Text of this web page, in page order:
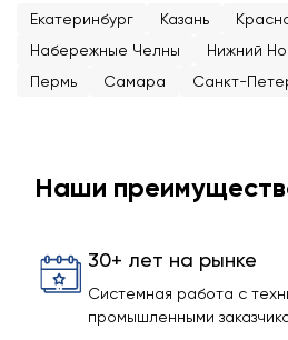
Екатеринбург Казань
Набережные Челны
Нижний
Пермь
Самара Санкт-
Наши
30+ лет на рынке
Системная работа с
промышленными